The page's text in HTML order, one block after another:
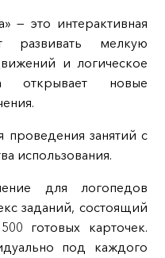
— это интерактивная
развивать мелкую
и логическое
открывает новые
занятий с
использования.
для логопедов
заданий, состоящий
готовых карточек.
под каждого